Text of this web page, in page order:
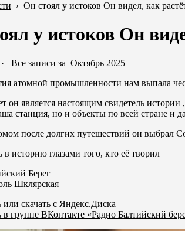
› Он стоял у истоков Он видел, как
у истоков Он
Все записи заОктябрь 2025
атомной промышленности нам выпала
он является настоящим свидетель
станция, но и объекты по всей стране и
после долгих путешествий он выбрал
в историю глазами того, кто её творил
Берег
Шклярская
скачать с Яндекс.Диска
группе ВКонтакте «Радио Балтийский